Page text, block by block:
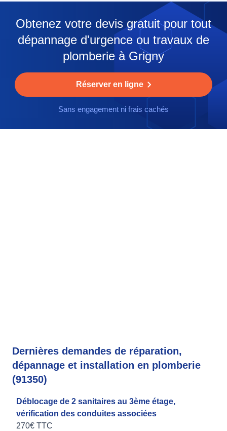
Obtenez votre devis gratuit pour tout
dépannage d'urgence ou travaux de
plomberie à Grigny
Réserver en ligne
Sans engagement ni frais cachés
Dernières demandes de réparation,
dépannage et installation en plomberie
(91350)
Déblocage de 2 sanitaires au 3ème étage,
vérification des conduites associées
270€ TTC